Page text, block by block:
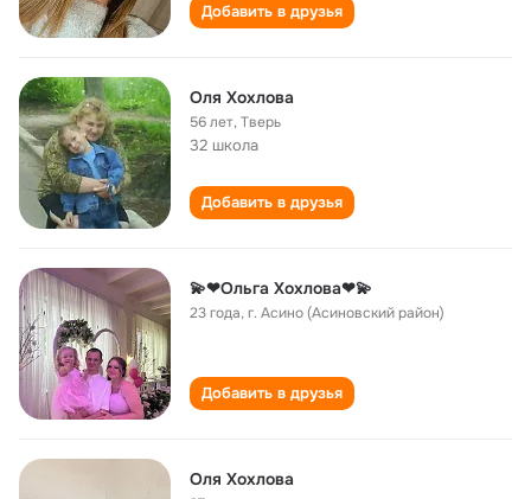
Добавить в друзья
Оля Хохлова
56 лет,Тверь
32 школа
Добавить в друзья
💫❤Ольга Хохлова❤💫
23 года,г. Асино (Асиновский район)
Добавить в друзья
Оля Хохлова